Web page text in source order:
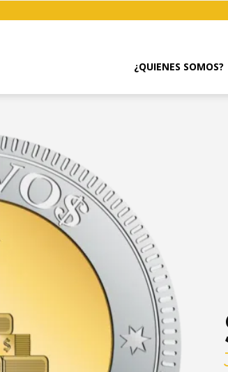
¿QUIENES SOMOS?